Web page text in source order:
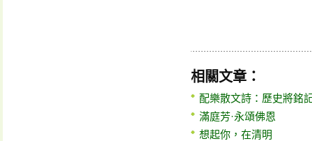
相關文章：
配樂散文詩：歷史將銘
滿庭芳·永頌佛恩
想起你，在清明